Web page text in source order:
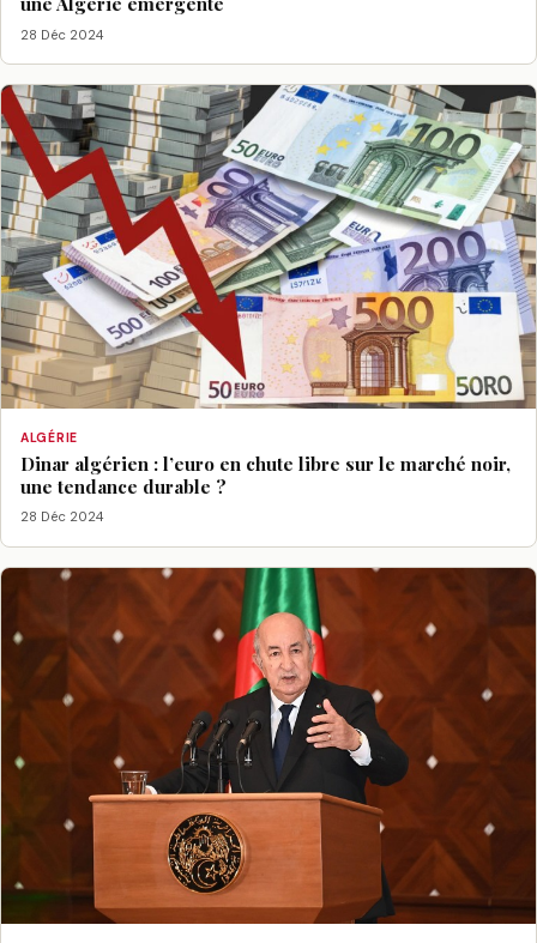
28 Déc 2024
ALGÉRIE
Dinar algérien : l’euro en chute libre sur le marché noir,
une tendance durable ?
28 Déc 2024